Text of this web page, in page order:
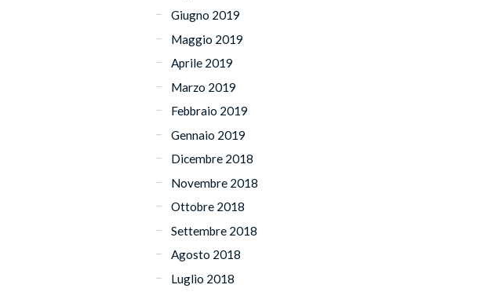
Giugno 2019
Maggio 2019
Aprile 2019
Marzo 2019
Febbraio 2019
Gennaio 2019
Dicembre 2018
Novembre 2018
Ottobre 2018
Settembre 2018
Agosto 2018
Luglio 2018